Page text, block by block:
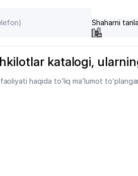
Shaharni
katalogi,
haqida to’liq ma’lumot